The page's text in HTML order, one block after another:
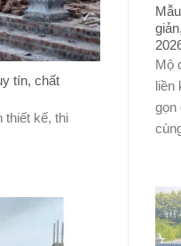
tín, chất
thiết kế, thi
Mộ
liền
gọn